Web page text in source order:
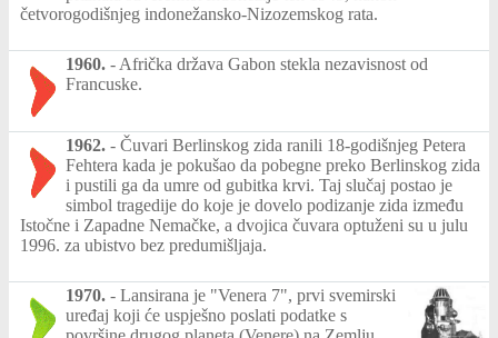
četvorogodišnjeg indonežansko-Nizozemskog rata.
1960. - Afrička država Gabon stekla nezavisnost od
Francuske.
1962. - Čuvari Berlinskog zida ranili 18-godišnjeg Petera
Fehtera kada je pokušao da pobegne preko Berlinskog zida
i pustili ga da umre od gubitka krvi. Taj slučaj postao je
simbol tragedije do koje je dovelo podizanje zida između
Istočne i Zapadne Nemačke, a dvojica čuvara optuženi su u julu
1996. za ubistvo bez predumišljaja.
1970. - Lansirana je "Venera 7", prvi svemirski
uređaj koji će uspješno poslati podatke s